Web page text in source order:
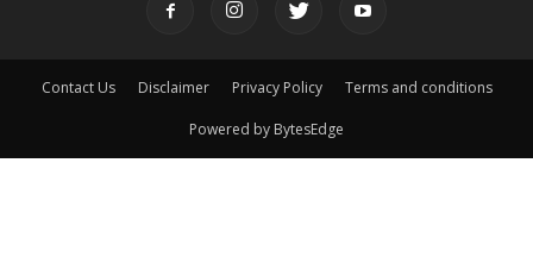
Contact Us Disclaimer Privacy Policy Terms and conditions
Powered by BytesEdge